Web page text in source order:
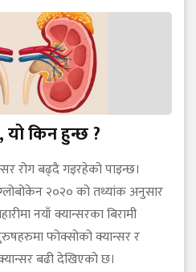
यो किन हुन्छ ?
रोग बढ्दै गइरहेको पाइन्छ।
२०२० को तथ्यांक अनुसार
नयाँ क्यान्सरका बिरामी
फोक्सोको क्यान्सर र
बढी देखिएको छ।